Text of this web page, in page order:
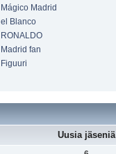
Mágico Madrid
el Blanco
RONALDO
Madrid fan
Figuuri
Uusia jäseniä